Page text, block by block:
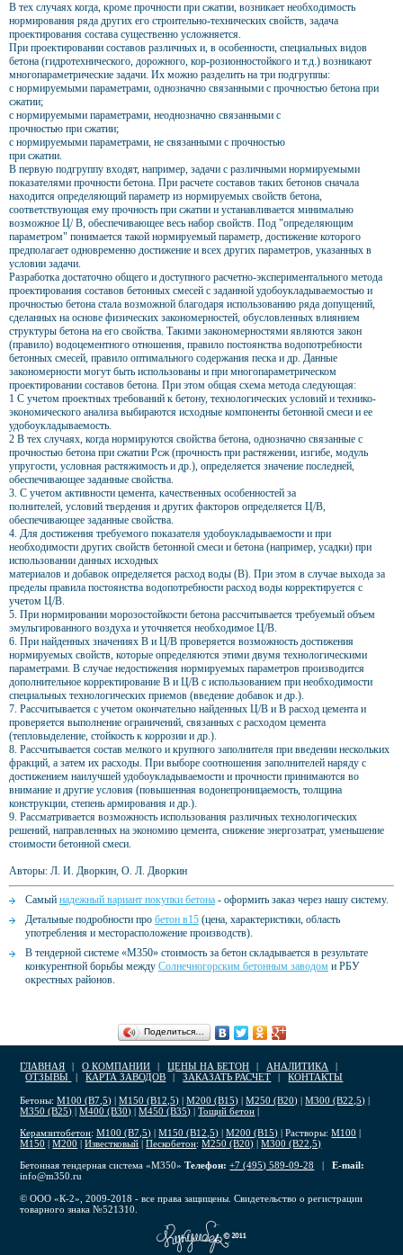
В тех случаях когда, кроме прочности при сжатии, возникает необходимость
нормирования ряда других его строительно-технических свойств, задача
проектирования состава существенно усложняется.
При проектировании составов различных и, в особенности, специальных видов
бетона (гидротехнического, дорожного, кор-розионностойкого и т.д.) возникают
многопараметрические задачи. Их можно разделить на три подгруппы:
с нормируемыми параметрами, однозначно связанными с прочностью бетона при
сжатии;
с нормируемыми параметрами, неоднозначно связанными с
прочностью при сжатии;
с нормируемыми параметрами, не связанными с прочностью
при сжатии.
В первую подгруппу входят, например, задачи с различными нормируемыми
показателями прочности бетона. При расчете составов таких бетонов сначала
находится определяющий параметр из нормируемых свойств бетона,
соответствующая ему прочность при сжатии и устанавливается минимально
возможное Ц/ В, обеспечивающее весь набор свойств. Под "определяющим
параметром" понимается такой нормируемый параметр, достижение которого
предполагает одновременно достижение и всех других параметров, указанных в
условии задачи.
Разработка достаточно общего и доступного расчетно-экспериментального метода
проектирования составов бетонных смесей с заданной удобоукладываемостью и
прочностью бетона стала возможной благодаря использованию ряда допущений,
сделанных на основе физических закономерностей, обусловленных влиянием
структуры бетона на его свойства. Такими закономерностями являются закон
(правило) водоцементного отношения, правило постоянства водопотребности
бетонных смесей, правило оптимального содержания песка и др. Данные
закономерности могут быть использованы и при многопараметрическом
проектировании составов бетона. При этом общая схема метода следующая:
1 С учетом проектных требований к бетону, технологических условий и технико-
экономического анализа выбираются исходные компоненты бетонной смеси и ее
удобоукладываемость.
2 В тех случаях, когда нормируются свойства бетона, однозначно связанные с
прочностью бетона при сжатии Рсж (прочность при растяжении, изгибе, модуль
упругости, условная растяжимость и др.), определяется значение последней,
обеспечивающее заданные свойства.
3. С учетом активности цемента, качественных особенностей за
полнителей, условий твердения и других факторов определяется Ц/В,
обеспечивающее заданные свойства.
4. Для достижения требуемого показателя удобоукладываемости и при
необходимости других свойств бетонной смеси и бетона (например, усадки) при
использовании данных исходных
материалов и добавок определяется расход воды (В). При этом в случае выхода за
пределы правила постоянства водопотребности расход воды корректируется с
учетом Ц/В.
5. При нормировании морозостойкости бетона рассчитывается требуемый объем
эмульгированного воздуха и уточняется необходимое Ц/В.
6. При найденных значениях В и Ц/В проверяется возможность достижения
нормируемых свойств, которые определяются этими двумя технологическими
параметрами. В случае недостижения нормируемых параметров производится
дополнительное корректирование В и Ц/В с использованием при необходимости
специальных технологических приемов (введение добавок и др.).
7. Рассчитывается с учетом окончательно найденных Ц/В и В расход цемента и
проверяется выполнение ограничений, связанных с расходом цемента
(тепловыделение, стойкость к коррозии и др.).
8. Рассчитывается состав мелкого и крупного заполнителя при введении нескольких
фракций, а затем их расходы. При выборе соотношения заполнителей наряду с
достижением наилучшей удобоукладываемости и прочности принимаются во
внимание и другие условия (повышенная водонепроницаемость, толщина
конструкции, степень армирования и др.).
9. Рассматривается возможность использования различных технологических
решений, направленных на экономию цемента, снижение энергозатрат, уменьшение
стоимости бетонной смеси.
Авторы: Л. И. Дворкин, О. Л. Дворкин
Самый надежный вариант покупки бетона - оформить заказ через нашу систему.
Детальные подробности про бетон в15 (цена, характеристики, область
употребления и месторасположение производств).
В тендерной системе «М350» стоимость за бетон складывается в результате
конкурентной борьбы между Солнечногорским бетонным заводом и РБУ
окрестных районов.
Поделиться…
ГЛАВНАЯ | О КОМПАНИИ | ЦЕНЫ НА БЕТОН | АНАЛИТИКА
|
ОТЗЫВЫ
| КАРТА ЗАВОДОВ | ЗАКАЗАТЬ РАСЧЕТ | КОНТАКТЫ
Бетоны:М100 (В7,5) |М150 (В12,5) |М200 (В15) |М250 (В20) |М300 (В22,5) |
М350 (В25) |М400 (В30) |М450 (В35) |Тощий бетон |
Керамзитобетон:М100 (В7,5) |М150 (В12,5) |М200 (В15) | Растворы:М100 |
М150 |М200 |Известковый |Пескобетон:М250 (В20) |М300 (В22,5)
Бетонная тендерная система «М350» Телефон: +7 (495) 589-09-28 |E-mail:
info@m350.ru
© ООО «К-2», 2009-2018 - все права защищены. Свидетельство о регистрации
товарного знака №521310.